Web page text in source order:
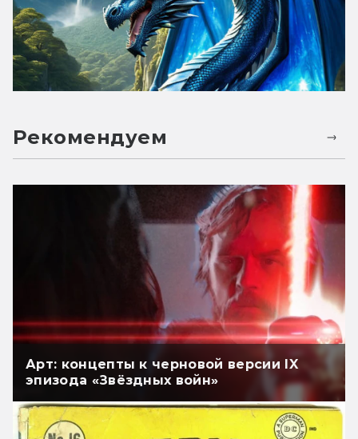
Рекомендуем
Арт: концепты к черновой версии IX
эпизода «Звёздных войн»